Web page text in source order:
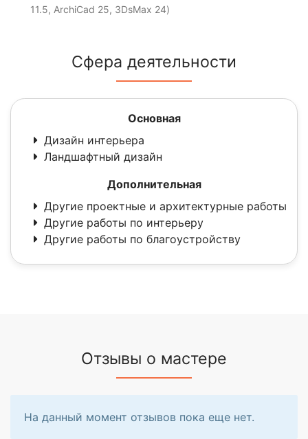
11.5, ArchiCad 25, 3DsMax 24)
Сфера деятельности
Основная
Дизайн интерьера
Ландшафтный дизайн
Дополнительная
Другие проектные и архитектурные работы
Другие работы по интерьеру
Другие работы по благоустройству
Отзывы о мастере
На данный момент отзывов пока еще нет.